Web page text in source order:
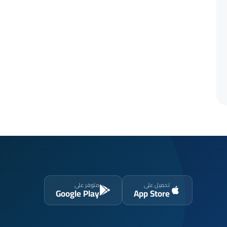
تحميل على
App Store
متوفر على
Google Play